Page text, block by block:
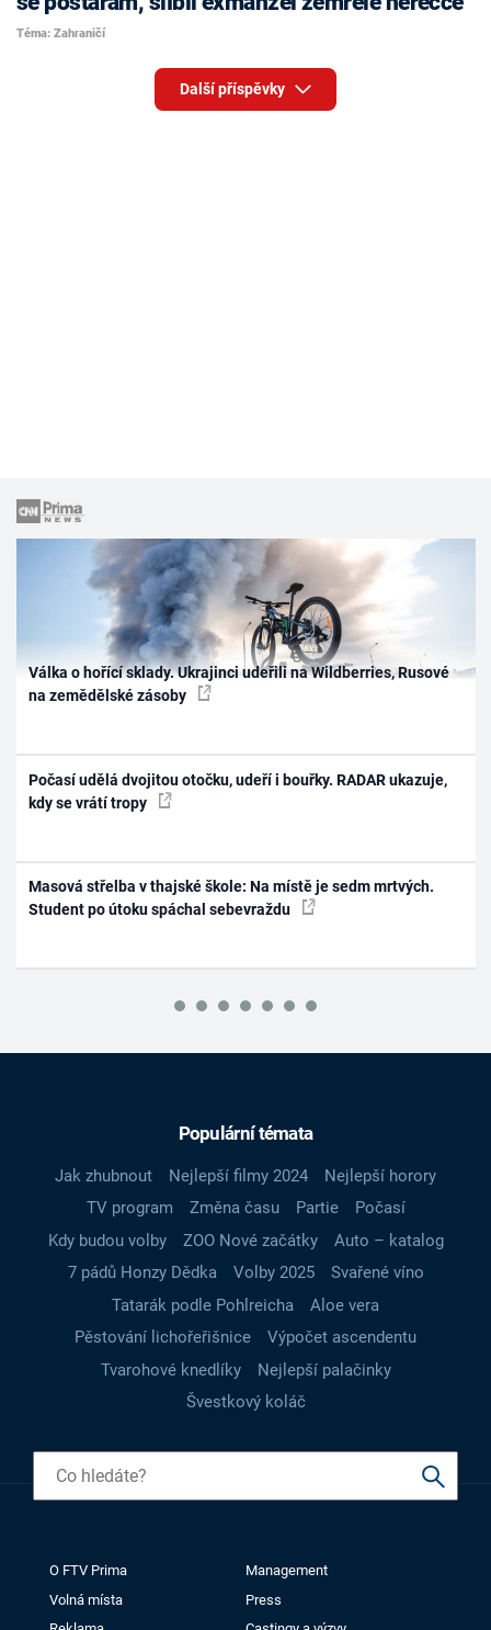
Téma: Zahraničí
Další příspěvky
Válka o hořící sklady. Ukrajinci udeřili na Wildberries, Rusové
na zemědělské zásoby
Počasí udělá dvojitou otočku, udeří i bouřky. RADAR ukazuje,
kdy se vrátí tropy
Masová střelba v thajské škole: Na místě je sedm mrtvých.
Student po útoku spáchal sebevraždu
Populární témata
Jak zhubnout Nejlepší filmy 2024
Nejlepší horory
TV program
Změna času Partie
Počasí
Kdy budou volby
ZOO Nové začátky
Auto – katalog
7 pádů Honzy Dědka
Volby 2025
Svařené víno
Tatarák podle Pohlreicha
Aloe vera
Pěstování lichořeřišnice
Výpočet ascendentu
Tvarohové knedlíky
Nejlepší palačinky
Švestkový koláč
O FTV Prima
Management
Volná místa
Press